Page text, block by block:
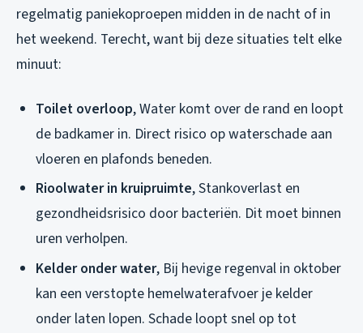
regelmatig paniekoproepen midden in de nacht of in
het weekend. Terecht, want bij deze situaties telt elke
minuut:
Toilet overloop, Water komt over de rand en loopt
de badkamer in. Direct risico op waterschade aan
vloeren en plafonds beneden.
Rioolwater in kruipruimte, Stankoverlast en
gezondheidsrisico door bacteriën. Dit moet binnen
uren verholpen.
Kelder onder water, Bij hevige regenval in oktober
kan een verstopte hemelwaterafvoer je kelder
onder laten lopen. Schade loopt snel op tot